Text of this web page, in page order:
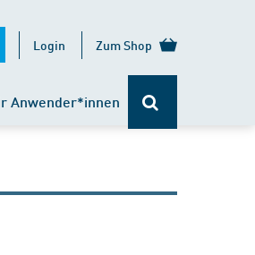
Login Zum Shop
Anwender*innen